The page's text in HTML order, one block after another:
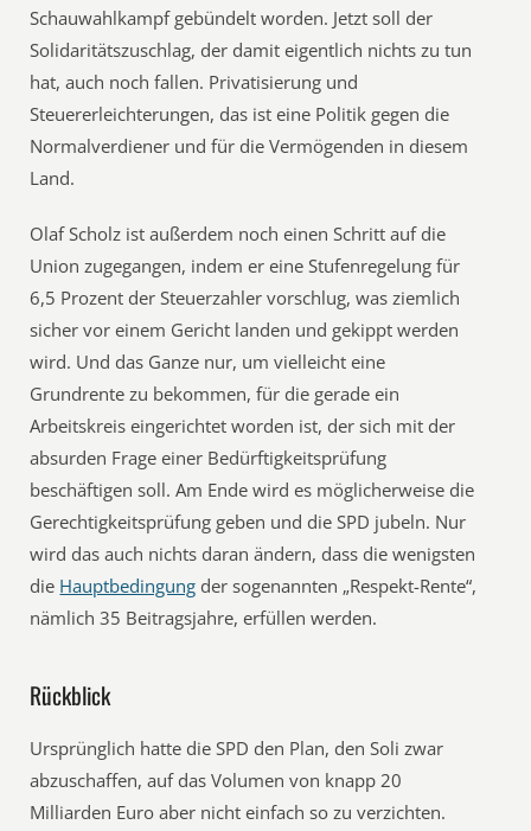
Schauwahlkampf gebündelt worden. Jetzt soll der
Solidaritätszuschlag, der damit eigentlich nichts zu tun
hat, auch noch fallen. Privatisierung und
Steuererleichterungen, das ist eine Politik gegen die
Normalverdiener und für die Vermögenden in diesem
Land.
Olaf Scholz ist außerdem noch einen Schritt auf die
Union zugegangen, indem er eine Stufenregelung für
6,5 Prozent der Steuerzahler vorschlug, was ziemlich
sicher vor einem Gericht landen und gekippt werden
wird. Und das Ganze nur, um vielleicht eine
Grundrente zu bekommen, für die gerade ein
Arbeitskreis eingerichtet worden ist, der sich mit der
absurden Frage einer Bedürftigkeitsprüfung
beschäftigen soll. Am Ende wird es möglicherweise die
Gerechtigkeitsprüfung geben und die SPD jubeln. Nur
wird das auch nichts daran ändern, dass die wenigsten
die Hauptbedingung der sogenannten „Respekt-Rente“,
nämlich 35 Beitragsjahre, erfüllen werden.
Rückblick
Ursprünglich hatte die SPD den Plan, den Soli zwar
abzuschaffen, auf das Volumen von knapp 20
Milliarden Euro aber nicht einfach so zu verzichten.